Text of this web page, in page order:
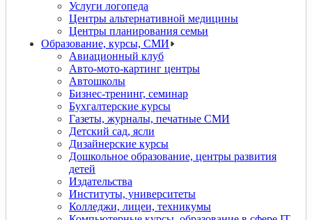
Услуги логопеда
Центры альтернативной медицины
Центры планирования семьи
Образование, курсы, СМИ
Авиационный клуб
Авто-мото-картинг центры
Автошколы
Бизнес-тренинг, семинар
Бухгалтерские курсы
Газеты, журналы, печатные СМИ
Детский сад, ясли
Дизайнерские курсы
Дошкольное образование, центры развития
детей
Издательства
Институты, университеты
Колледжи, лицеи, техникумы